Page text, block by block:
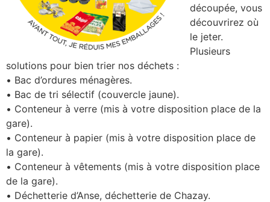
découpée, vous
découvrirez où
le jeter.
Plusieurs
solutions pour bien trier nos déchets :
• Bac d’ordures ménagères.
• Bac de tri sélectif (couvercle jaune).
• Conteneur à verre (mis à votre disposition place de la
gare).
• Conteneur à papier (mis à votre disposition place de
la gare).
• Conteneur à vêtements (mis à votre disposition place
de la gare).
• Déchetterie d’Anse, déchetterie de Chazay.